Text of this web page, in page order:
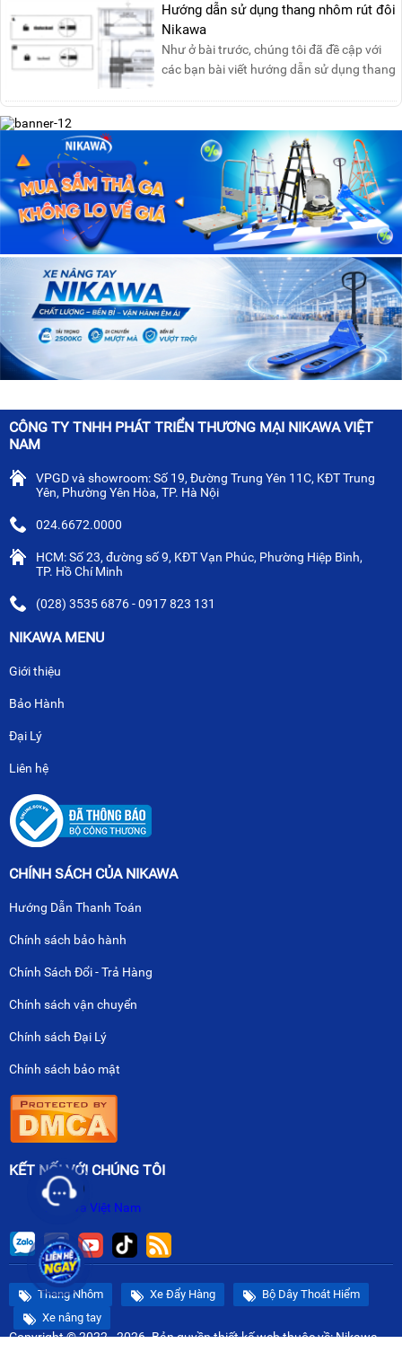
Hướng dẫn sử dụng thang nhôm rút đôi
Nikawa
Như ở bài trước, chúng tôi đã đề cập với
các bạn bài viết hướng dẫn sử dụng thang
CÔNG TY TNHH PHÁT TRIỂN THƯƠNG MẠI NIKAWA VIỆT
NAM
VPGD và showroom: Số 19, Đường Trung Yên 11C, KĐT Trung
Yên, Phường Yên Hòa, TP. Hà Nội
024.6672.0000
HCM: Số 23, đường số 9, KĐT Vạn Phúc, Phường Hiệp Bình,
TP. Hồ Chí Minh
(028) 3535 6876 - 0917 823 131
NIKAWA MENU
Giới thiệu
Bảo Hành
Đại Lý
Liên hệ
CHÍNH SÁCH CỦA NIKAWA
Hướng Dẫn Thanh Toán
Chính sách bảo hành
Chính Sách Đổi - Trả Hàng
Chính sách vận chuyển
Chính sách Đại Lý
Chính sách bảo mật
KẾT NỐI VỚI CHÚNG TÔI
Nikawa Việt Nam
Thang Nhôm Xe Đẩy Hàng
Bộ Dây Thoát Hiểm
Xe nâng tay
Copyright © 2022 - 2026. Bản quyềnthiết kế webthuộc về: Nikawa